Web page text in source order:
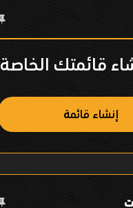
قائمتك الخاصة
إنشاء قائمة